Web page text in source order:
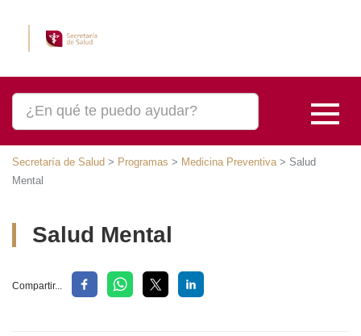
Secretaría de Salud>Programas>Medicina Preventiva>Salud Mental